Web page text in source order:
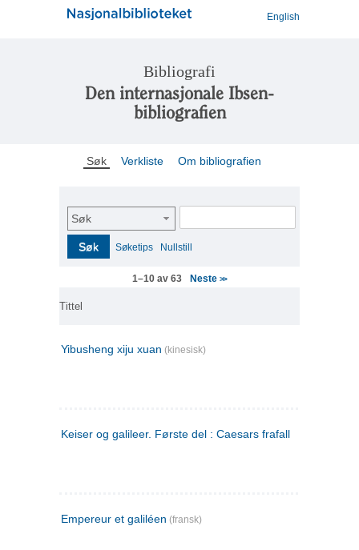
English
Bibliografi
Den internasjonale Ibsen-
bibliografien
Søk Verkliste Om bibliografien
Søk
Søk Søketips Nullstill
1–10 av 63 Neste>>
Tittel
Yibusheng xiju xuan (kinesisk)
Keiser og galileer. Første del : Caesars frafall
Empereur et galiléen (fransk)